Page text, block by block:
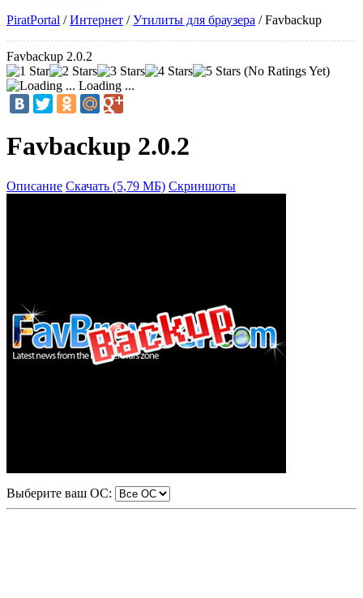
PiratPortal /Интернет /Утилиты для браузера /Favbackup
Favbackup 2.0.2
(No Ratings Yet)
Loading ...
Favbackup 2.0.2
Описание Скачать (5,79 МБ) Скриншоты
Выберите ваш ОС: